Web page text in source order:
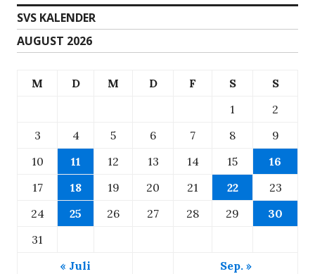
SVS KALENDER
AUGUST 2026
M D M D F S
S
1
2
3
4 5 6 7 8
9
10
11 12 13 14 15
16
17
18 19 20 21 22
23
24
25 26 27 28 29
30
31
« Juli
Sep. »